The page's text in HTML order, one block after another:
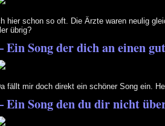
hier schon so oft. Die Ärzte waren neulig
übrig?
Ein Song der dich an einen
fällt mir doch direkt ein schöner Song ein.
Ein Song den du dir nicht